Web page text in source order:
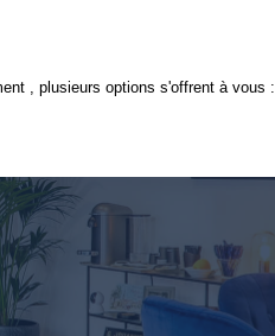
, plusieurs options s'offrent à vous :